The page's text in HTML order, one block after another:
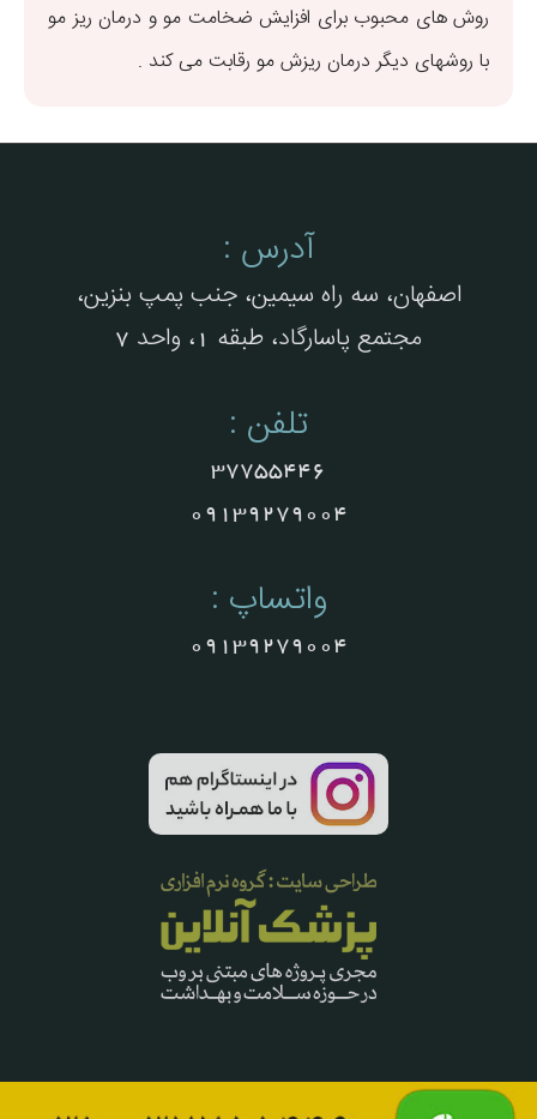
روش‌ های محبوب برای افزایش ضخامت مو و درمان ریز مو
با روشهای دیگر درمان ریزش مو رقابت می کند .
آدرس :
اصفهان، سه راه سیمین، جنب پمپ بنزین،
مجتمع پاسارگاد، طبقه 1، واحد 7
تلفن :
37755446
09139279004
واتساپ :
09139279004